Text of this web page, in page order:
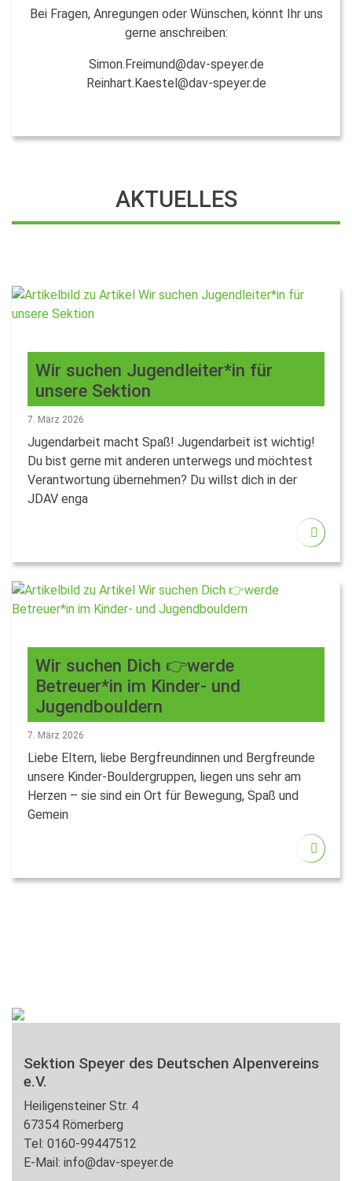
Bei Fragen, Anregungen oder Wünschen, könnt Ihr uns
gerne anschreiben:
Simon.Freimund@dav-speyer.de
Reinhart.Kaestel@dav-speyer.de
AKTUELLES
Wir suchen Jugendleiter*in für
unsere Sektion
7. März 2026
Jugendarbeit macht Spaß! Jugendarbeit ist wichtig!
Du bist gerne mit anderen unterwegs und möchtest
Verantwortung übernehmen? Du willst dich in der
JDAV enga
Wir suchen Dich 👉werde
Betreuer*in im Kinder- und
Jugendbouldern
7. März 2026
Liebe Eltern, liebe Bergfreundinnen und Bergfreunde
unsere Kinder-Bouldergruppen, liegen uns sehr am
Herzen – sie sind ein Ort für Bewegung, Spaß und
Gemein
Sektion Speyer des Deutschen Alpenvereins
e.V.
Heiligensteiner Str. 4
67354 Römerberg
Tel: 0160-99447512
E-Mail: info@dav-speyer.de